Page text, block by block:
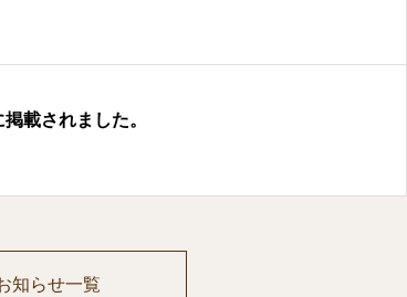
載されました。
知らせ一覧